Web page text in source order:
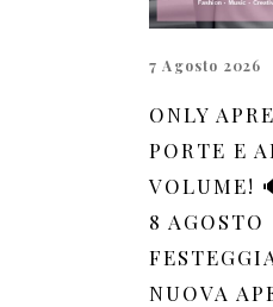
7 Agosto 2026
ONLY
PORTE E
VOLUME!
8 AGOSTO
NUOVA